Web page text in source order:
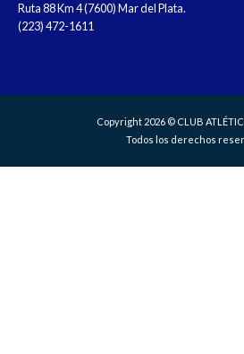
Ruta 88 Km 4 (7600) Mar del Plata.
(223) 472-1611
Copyright 2026 © CLUB
Todos los derechos